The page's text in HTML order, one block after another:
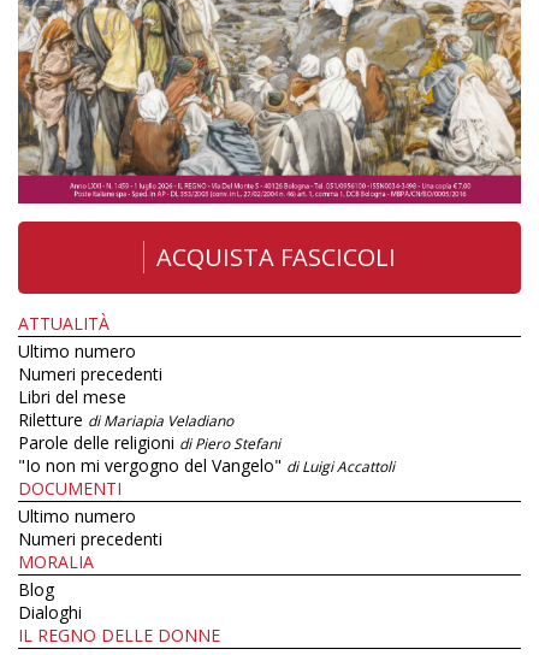
ACQUISTA FASCICOLI
ATTUALITÀ
Ultimo numero
Numeri precedenti
Libri del mese
Riletture di Mariapia Veladiano
Parole delle religioni di Piero Stefani
"Io non mi vergogno del Vangelo" di Luigi Accattoli
DOCUMENTI
Ultimo numero
Numeri precedenti
MORALIA
Blog
Dialoghi
IL REGNO DELLE DONNE